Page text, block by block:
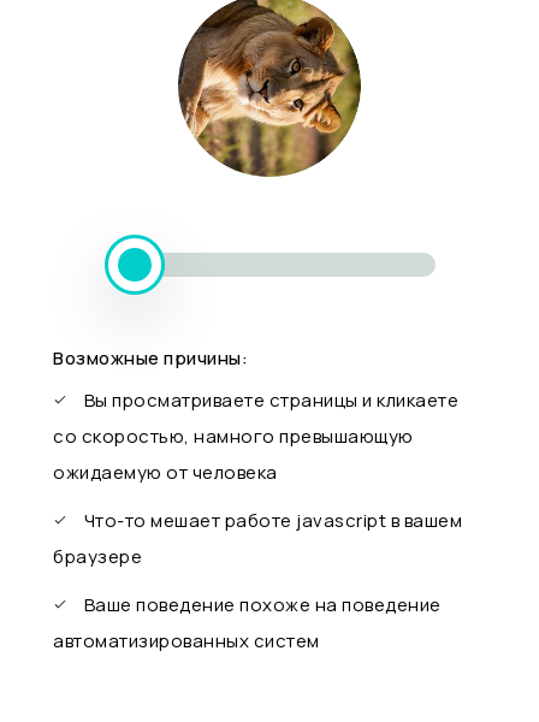
Возможные причины:
Вы просматриваете страницы и кликаете
со скоростью, намного превышающую
ожидаемую от человека
Что-то мешает работе javascript в вашем
браузере
Ваше поведение похоже на поведение
автоматизированных систем